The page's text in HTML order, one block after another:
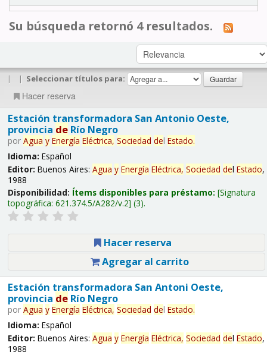
Su búsqueda retornó 4 resultados.
| | Seleccionar títulos para:
Hacer reserva
Estación transformadora San Antonio Oeste,
provincia deRío Negro
por Agua y Energía Eléctrica, Sociedad del Estado.
Idioma: Español
Editor: Buenos Aires: Agua y Energía Eléctrica, Sociedad del Estado,
1988
Disponibilidad: Ítems disponibles para préstamo: Signatura
topográfica: 621.374.5/A282/v.2 (3).
Hacer reserva
Agregar al carrito
Estación transformadora San Antoni Oeste,
provincia deRío Negro
por Agua y Energía Eléctrica, Sociedad del Estado.
Idioma: Español
Editor: Buenos Aires: Agua y Energía Eléctrica, Sociedad del Estado,
1988